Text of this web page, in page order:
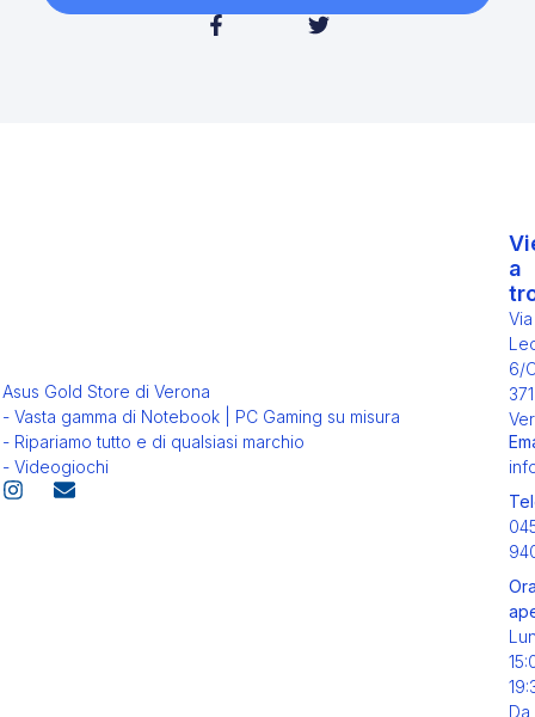
Asus Gold Store di Verona
- Vasta gamma di Notebook | PC Gaming su misura
- Ripariamo tutto e di qualsiasi marchio
- Videogiochi
a
Via
6/
Da